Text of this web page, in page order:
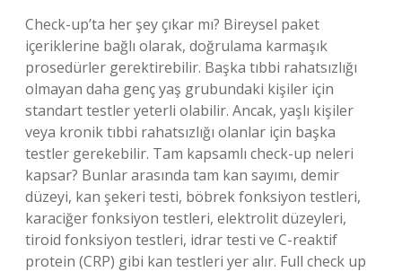
Check-up’ta her şey çıkar mı? Bireysel paket
içeriklerine bağlı olarak, doğrulama karmaşık
prosedürler gerektirebilir. Başka tıbbi rahatsızlığı
olmayan daha genç yaş grubundaki kişiler için
standart testler yeterli olabilir. Ancak, yaşlı kişiler
veya kronik tıbbi rahatsızlığı olanlar için başka
testler gerekebilir. Tam kapsamlı check-up neleri
kapsar? Bunlar arasında tam kan sayımı, demir
düzeyi, kan şekeri testi, böbrek fonksiyon testleri,
karaciğer fonksiyon testleri, elektrolit düzeyleri,
tiroid fonksiyon testleri, idrar testi ve C-reaktif
protein (CRP) gibi kan testleri yer alır. Full check up